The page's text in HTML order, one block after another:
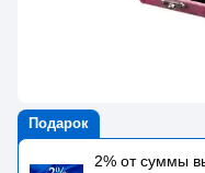
Подарок
2% от суммы